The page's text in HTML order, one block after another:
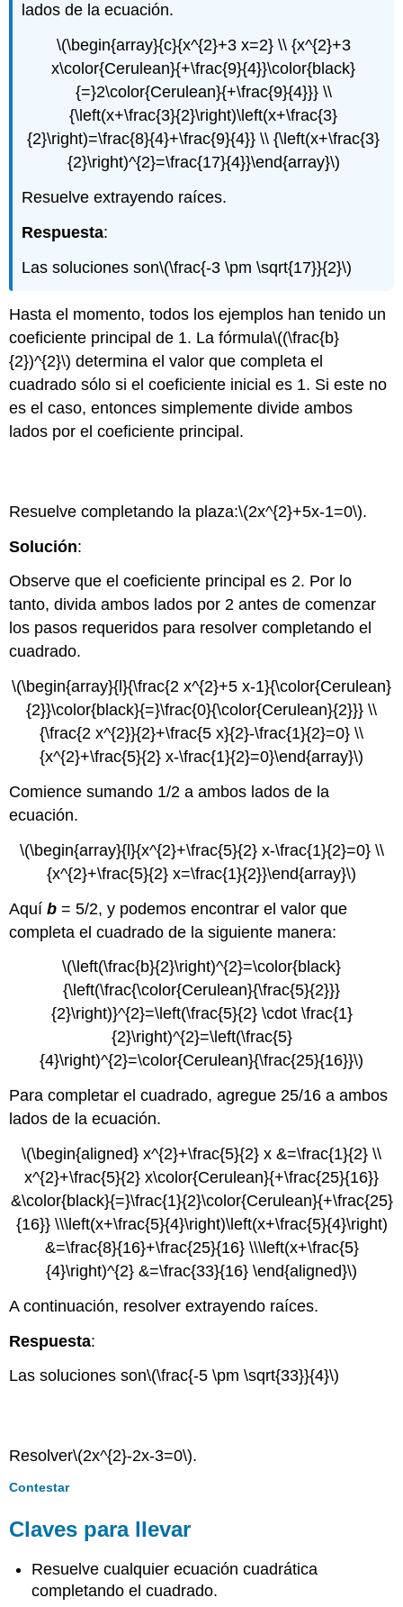
lados de la ecuación.
\(\begin{array}{c}{x^{2}+3 x=2} \\ {x^{2}+3
x\color{Cerulean}{+\frac{9}{4}}\color{black}
{=}2\color{Cerulean}{+\frac{9}{4}}} \\
{\left(x+\frac{3}{2}\right)\left(x+\frac{3}
{2}\right)=\frac{8}{4}+\frac{9}{4}} \\ {\left(x+\frac{3}
{2}\right)^{2}=\frac{17}{4}}\end{array}\)
Resuelve extrayendo raíces.
Respuesta:
Las soluciones son\(\frac{-3 \pm \sqrt{17}}{2}\)
Hasta el momento, todos los ejemplos han tenido un
coeficiente principal de 1. La fórmula\((\frac{b}
{2})^{2}\) determina el valor que completa el
cuadrado sólo si el coeficiente inicial es 1. Si este no
es el caso, entonces simplemente divide ambos
lados por el coeficiente principal.
Resuelve completando la plaza:\(2x^{2}+5x-1=0\).
Solución:
Observe que el coeficiente principal es 2. Por lo
tanto, divida ambos lados por 2 antes de comenzar
los pasos requeridos para resolver completando el
cuadrado.
\(\begin{array}{l}{\frac{2 x^{2}+5 x-1}{\color{Cerulean}
{2}}\color{black}{=}\frac{0}{\color{Cerulean}{2}}} \\
{\frac{2 x^{2}}{2}+\frac{5 x}{2}-\frac{1}{2}=0} \\
{x^{2}+\frac{5}{2} x-\frac{1}{2}=0}\end{array}\)
Comience sumando 1/2 a ambos lados de la
ecuación.
\(\begin{array}{l}{x^{2}+\frac{5}{2} x-\frac{1}{2}=0} \\
{x^{2}+\frac{5}{2} x=\frac{1}{2}}\end{array}\)
Aquíb = 5/2, y podemos encontrar el valor que
completa el cuadrado de la siguiente manera:
\(\left(\frac{b}{2}\right)^{2}=\color{black}
{\left(\frac{\color{Cerulean}{\frac{5}{2}}}
{2}\right)}^{2}=\left(\frac{5}{2} \cdot \frac{1}
{2}\right)^{2}=\left(\frac{5}
{4}\right)^{2}=\color{Cerulean}{\frac{25}{16}}\)
Para completar el cuadrado, agregue 25/16 a ambos
lados de la ecuación.
\(\begin{aligned} x^{2}+\frac{5}{2} x &=\frac{1}{2} \\
x^{2}+\frac{5}{2} x\color{Cerulean}{+\frac{25}{16}}
&\color{black}{=}\frac{1}{2}\color{Cerulean}{+\frac{25}
{16}} \\\left(x+\frac{5}{4}\right)\left(x+\frac{5}{4}\right)
&=\frac{8}{16}+\frac{25}{16} \\\left(x+\frac{5}
{4}\right)^{2} &=\frac{33}{16} \end{aligned}\)
A continuación, resolver extrayendo raíces.
Respuesta:
Las soluciones son\(\frac{-5 \pm \sqrt{33}}{4}\)
Resolver\(2x^{2}-2x-3=0\).
Contestar
Claves para llevar
Resuelve cualquier ecuación cuadrática
completando el cuadrado.